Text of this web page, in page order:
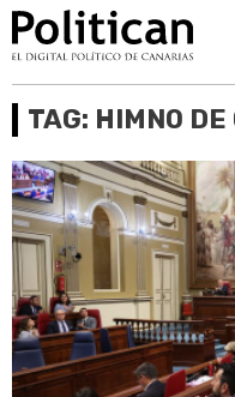
TAG: HIMNO